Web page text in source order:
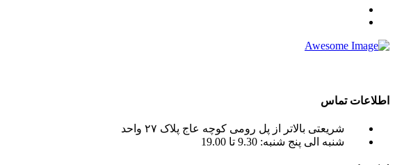
اطلاعات تماس
شریعتی بالاتر از پل رومی کوچه عاج پلاک ۲۷ واحد
شنبه الی پنج شنبه: 9.30 تا 19.00